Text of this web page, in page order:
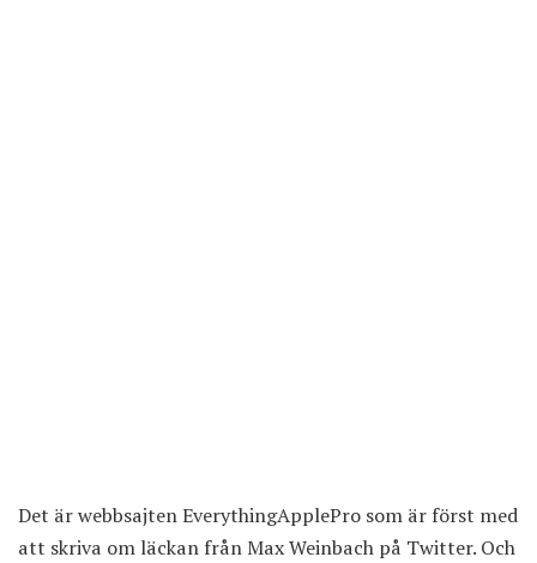
Det är webbsajten EverythingApplePro som är först med
att skriva om läckan från Max Weinbach på Twitter. Och